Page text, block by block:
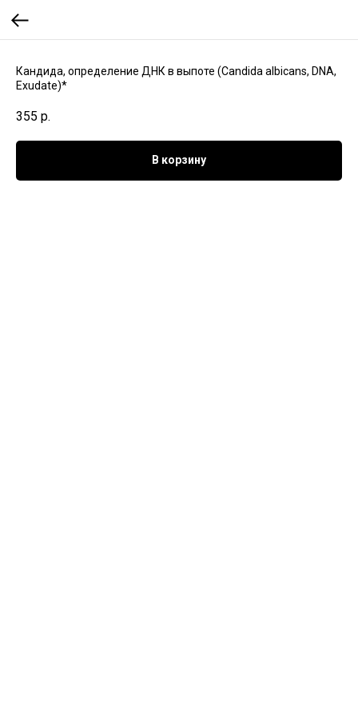
Кандида, определение ДНК в выпоте (Candida albicans, DNA,
Exudate)*
355 р.
В корзину